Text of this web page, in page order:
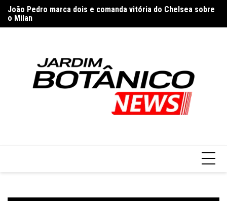
para
o
o Milan
“Brasileiro gosta de ler, mas tem dificuldade de acesso”, diz